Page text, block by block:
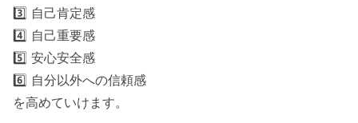
3️⃣ 自己肯定感
4️⃣ 自己重要感
5️⃣ 安心安全感
6️⃣ 自分以外への信頼感
を高めていけます。